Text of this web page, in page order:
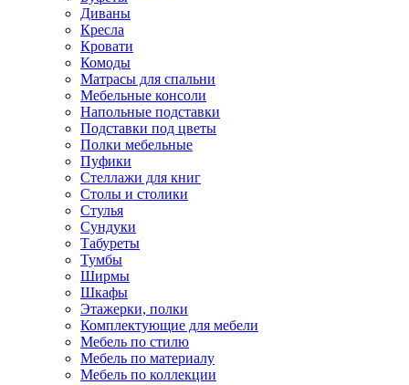
Диваны
Кресла
Кровати
Комоды
Матрасы для спальни
Мебельные консоли
Напольные подставки
Подставки под цветы
Полки мебельные
Пуфики
Стеллажи для книг
Столы и столики
Стулья
Сундуки
Табуреты
Тумбы
Ширмы
Шкафы
Этажерки, полки
Комплектующие для мебели
Мебель по стилю
Мебель по материалу
Мебель по коллекции